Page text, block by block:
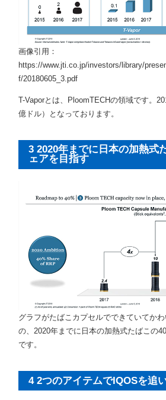
画像引用：
https://www.jti.co.jp/investors/library/
f/20180605_3.pdf
T-Vaporとは、PloomTECHの領域です。
億ドル）となっております。
3 2020年までに日本の加熱式
ェアを目指す
グラフがたばこカプセルでできていてか
の、2020年までに日本の加熱式たばこの
です。
4 2つのアイテムでIQOSを追